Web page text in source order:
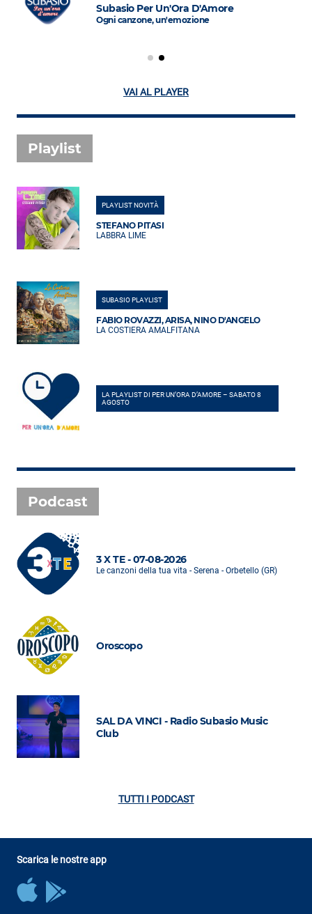
Subasio Per Un'Ora D'Amore
Ogni canzone, un'emozione
VAI AL PLAYER
Playlist
PLAYLIST NOVITÀ
STEFANO PITASI
LABBRA LIME
SUBASIO PLAYLIST
FABIO ROVAZZI, ARISA, NINO D'ANGELO
LA COSTIERA AMALFITANA
LA PLAYLIST DI PER UN’ORA D’AMORE – SABATO 8
AGOSTO
Podcast
3 X TE - 07-08-2026
Le canzoni della tua vita - Serena - Orbetello (GR)
Oroscopo
SAL DA VINCI - Radio Subasio Music
Club
TUTTI I PODCAST
Scarica le nostre app